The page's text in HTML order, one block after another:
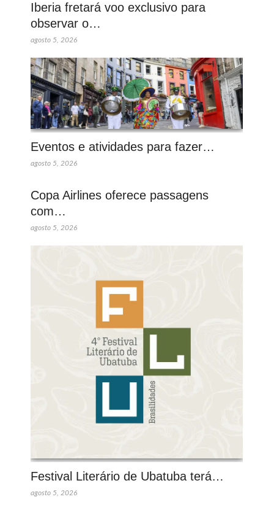
Iberia fretará voo exclusivo para
observar o…
agosto 5, 2026
Eventos e atividades para fazer…
agosto 5, 2026
Copa Airlines oferece passagens
com…
agosto 5, 2026
Festival Literário de Ubatuba terá…
agosto 5, 2026